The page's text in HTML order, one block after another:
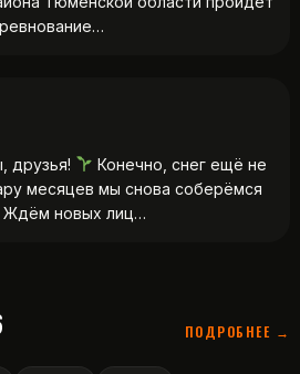
друзья!
Конечно, снег ещё не
месяцев мы снова соберёмся
Ждём новых лиц…
ПОДРОБНЕЕ →